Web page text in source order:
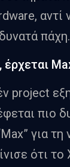
αντί
πάχη.
έρχεται
project
πιο
για
ότι